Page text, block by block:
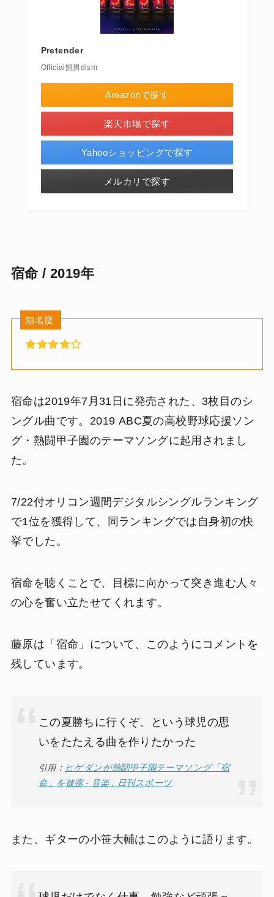
Pretender
Official髭男dism
Amazonで探す
楽天市場で探す
Yahooショッピングで探す
メルカリで探す
宿命 / 2019年
知名度
宿命は2019年7月31日に発売された、3枚目のシ
ングル曲です。2019 ABC夏の高校野球応援ソン
グ・熱闘甲子園のテーマソングに起用されまし
た。
7/22付オリコン週間デジタルシングルランキング
で1位を獲得して、同ランキングでは自身初の快
挙でした。
宿命を聴くことで、目標に向かって突き進む人々
の心を奮い立たせてくれます。
藤原は「宿命」について、このようにコメントを
残しています。
この夏勝ちに行くぞ、という球児の思
いをたたえる曲を作りたかった
引用： ヒゲダンが熱闘甲子園テーマソング「宿
命」を披露 - 音楽 : 日刊スポーツ
また、ギターの小笹大輔はこのように語ります。